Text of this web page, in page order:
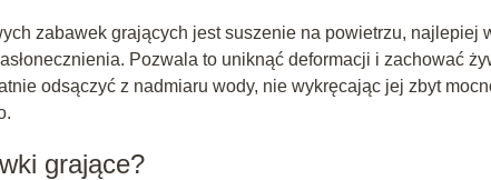
zabawek grających jest suszenie na powietrzu, najlepiej
Pozwala to uniknąć deformacji i zachować
odsączyć z nadmiaru wody, nie wykręcając jej zbyt
grające?